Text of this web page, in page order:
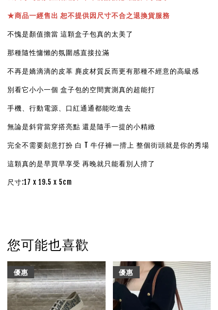
★商品一經售出 恕不提供因尺寸不合之退換貨服務
不愧是顏值擔當 這顆盒子包真的太美了
那種隨性慵懶的氛圍感直接拉滿
不再是嬌滴滴的皮革 麂皮材質反而更有那種不經意的高級感
別看它小小一個 盒子包的空間實測真的超能打
手機、行動電源、口紅通通都能吃進去
無論是斜背當穿搭亮點 還是隨手一提的小精緻
完全不需要刻意打扮 白 T 牛仔褲一揹上 整個街頭就是你的秀場
這顆真的是早買早享受 再晚就只能看別人揹了
尺寸:17 x 19.5 x 5cm
您可能也喜歡
優惠 優惠